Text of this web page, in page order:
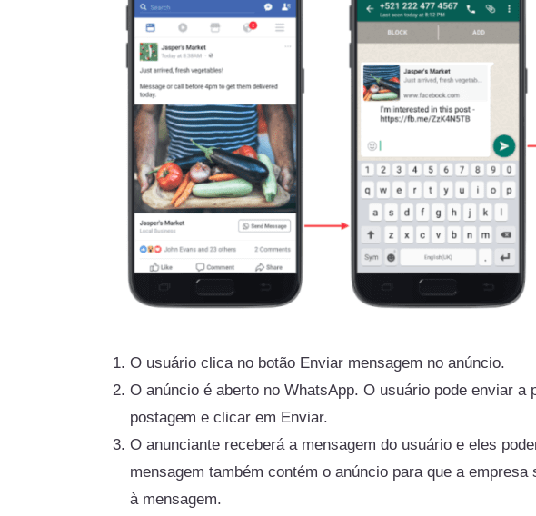
O usuário clica no botão Enviar mensagem no anúncio.
O anúncio é aberto no WhatsApp. O usuário pode enviar a
postagem e clicar em Enviar.
O anunciante receberá a mensagem do usuário e eles
mensagem também contém o anúncio para que a
à mensagem.